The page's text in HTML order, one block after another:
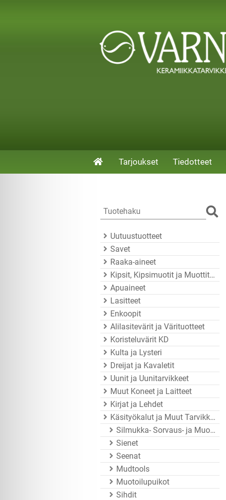
Tarjoukset Tiedotteet
Uutuustuotteet
Savet
Raaka-aineet
Kipsit, Kipsimuotit ja Muottitarvikkeet
Apuaineet
Lasitteet
Enkoopit
Alilasitevärit ja Värituotteet
Koristeluvärit KD
Kulta ja Lysteri
Dreijat ja Kavaletit
Uunit ja Uunitarvikkeet
Muut Koneet ja Laitteet
Kirjat ja Lehdet
Käsityökalut ja Muut Tarvikkeet
Silmukka- Sorvaus- ja Muotoiluraudat
Sienet
Seenat
Mudtools
Muotoilupuikot
Sihdit